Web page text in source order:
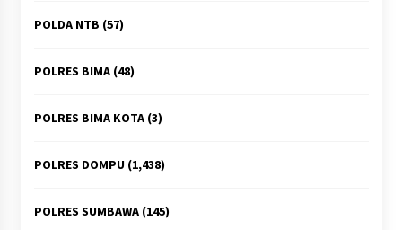
POLDA NTB (57)
POLRES BIMA(48)
POLRES BIMA KOTA(3)
POLRES DOMPU(1,438)
POLRES SUMBAWA(145)